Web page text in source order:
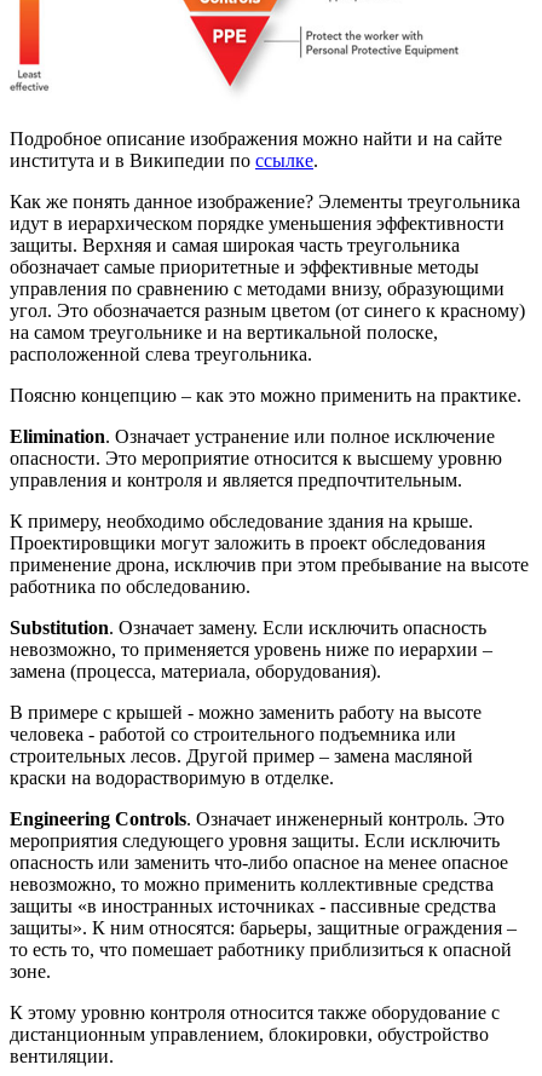
Подробное описание изображения можно найти и на сайте
института и в Википедии по ссылке.
Как же понять данное изображение? Элементы треугольника
идут в иерархическом порядке уменьшения эффективности
защиты. Верхняя и самая широкая часть треугольника
обозначает самые приоритетные и эффективные методы
управления по сравнению с методами внизу, образующими
угол. Это обозначается разным цветом (от синего к красному)
на самом треугольнике и на вертикальной полоске,
расположенной слева треугольника.
Поясню концепцию – как это можно применить на практике.
Elimination. Означает устранение или полное исключение
опасности. Это мероприятие относится к высшему уровню
управления и контроля и является предпочтительным.
К примеру, необходимо обследование здания на крыше.
Проектировщики могут заложить в проект обследования
применение дрона, исключив при этом пребывание на высоте
работника по обследованию.
Substitution. Означает замену. Если исключить опасность
невозможно, то применяется уровень ниже по иерархии –
замена (процесса, материала, оборудования).
В примере с крышей - можно заменить работу на высоте
человека - работой со строительного подъемника или
строительных лесов. Другой пример – замена масляной
краски на водорастворимую в отделке.
Engineering Controls. Означает инженерный контроль. Это
мероприятия следующего уровня защиты. Если исключить
опасность или заменить что-либо опасное на менее опасное
невозможно, то можно применить коллективные средства
защиты «в иностранных источниках - пассивные средства
защиты». К ним относятся: барьеры, защитные ограждения –
то есть то, что помешает работнику приблизиться к опасной
зоне.
К этому уровню контроля относится также оборудование с
дистанционным управлением, блокировки, обустройство
вентиляции.